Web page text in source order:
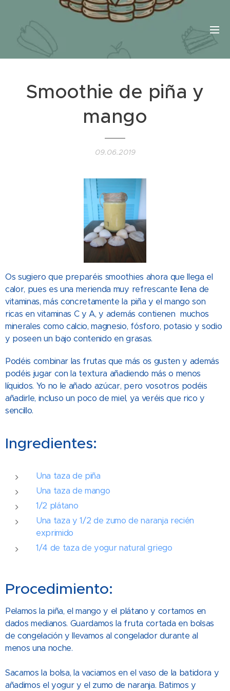
Smoothie de piña y
mango
09.06.2019
Os sugiero que preparéis smoothies ahora que llega el
calor, pues es una merienda muy refrescante llena de
vitaminas, más concretamente la piña y el mango son
ricas en vitaminas C y A, y además contienen muchos
minerales como calcio, magnesio, fósforo, potasio y sodio
y poseen un bajo contenido en grasas.
Podéis combinar las frutas que más os gusten y además
podéis jugar con la textura añadiendo más o menos
líquidos. Yo no le añado azúcar, pero vosotros podéis
añadirle, incluso un poco de miel, ya veréis que rico y
sencillo.
Ingredientes:
Una taza de piña
Una taza de mango
1/2 plátano
Una taza y 1/2 de zumo de naranja recién
exprimido
1/4 de taza de yogur natural griego
Procedimiento:
Pelamos la piña, el mango y el plátano y cortamos en
dados medianos. Guardamos la fruta cortada en bolsas
de congelación y llevamos al congelador durante al
menos una noche.
Sacamos la bolsa, la vaciamos en el vaso de la batidora y
añadimos el yogur y el zumo de naranja. Batimos y